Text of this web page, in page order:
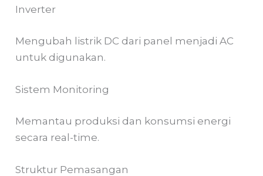
Inverter
Mengubah listrik DC dari panel menjadi AC
untuk digunakan.
Sistem Monitoring
Memantau produksi dan konsumsi energi
secara real-time.
Struktur Pemasangan